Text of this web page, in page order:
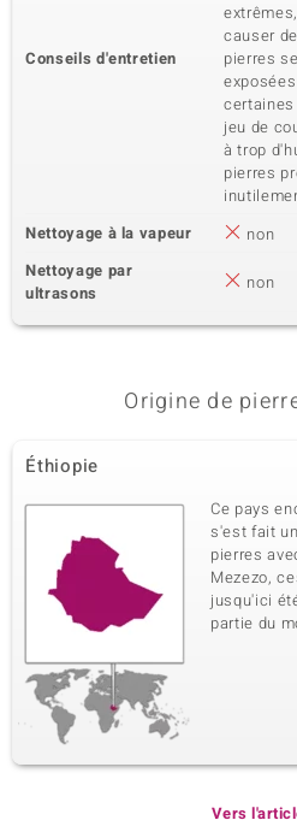
Conseils d'entretien
causer
pierres
jeu de
à trop
pierres
Nettoyage à la vapeur
non
Nettoyage par
ultrasons
non
Origine de
Éthiopie
Ce pays
s'est fait
pierres
Mezezo,
jusqu'ici
partie du
Vers